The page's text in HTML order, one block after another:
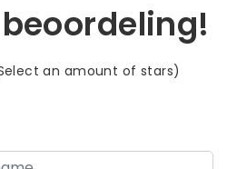
an amount of stars)